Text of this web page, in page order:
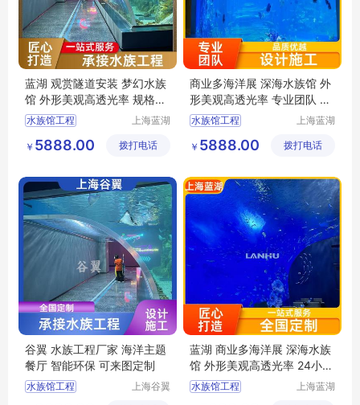
蓝湖 观赏隧道安装 梦幻水族
馆 外形美观高透光率 规格齐
全
水族馆工程
水族工程
上海水族馆
上海蓝湖
有限公司
￥ 5888.00 拨打电话
商业多海洋展 深海水族馆 外
形美观高透光率 专业团队 蓝
湖
水族馆工程
水族工程修建
水族工程设计施工
上海蓝湖
有限公司
￥ 5888.00 拨打电话
谷翼 水族工程厂家 海洋主题
餐厅 智能环保 可来图定制
水族馆工程
上海谷翼
蓝湖 商业多海洋展 深海水族
馆 外形美观高透光率 24小时
服务
水族馆工程
上海蓝湖